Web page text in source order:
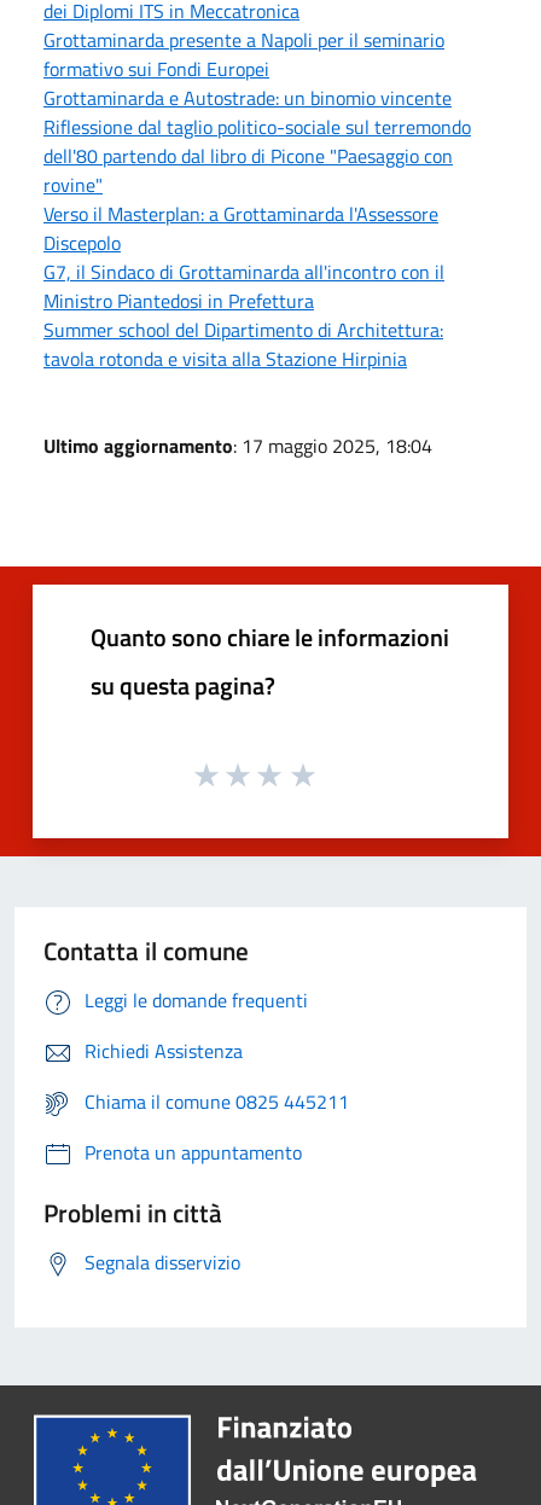
dei Diplomi ITS in Meccatronica
Grottaminarda presente a Napoli per il seminario
formativo sui Fondi Europei
Grottaminarda e Autostrade: un binomio vincente
Riflessione dal taglio politico-sociale sul terremondo
dell'80 partendo dal libro di Picone "Paesaggio con
rovine"
Verso il Masterplan: a Grottaminarda l'Assessore
Discepolo
G7, il Sindaco di Grottaminarda all'incontro con il
Ministro Piantedosi in Prefettura
Summer school del Dipartimento di Architettura:
tavola rotonda e visita alla Stazione Hirpinia
Ultimo aggiornamento: 17 maggio 2025, 18:04
Quanto sono chiare le informazioni
su questa pagina?
Contatta il comune
Leggi le domande frequenti
Richiedi Assistenza
Chiama il comune 0825 445211
Prenota un appuntamento
Problemi in città
Segnala disservizio